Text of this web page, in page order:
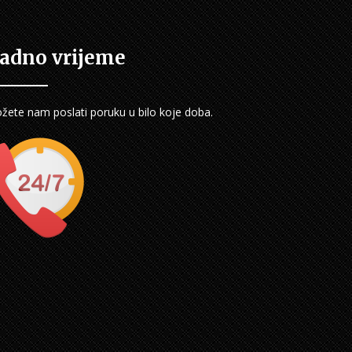
vrijeme
nam poslati poruku u bilo koje doba.